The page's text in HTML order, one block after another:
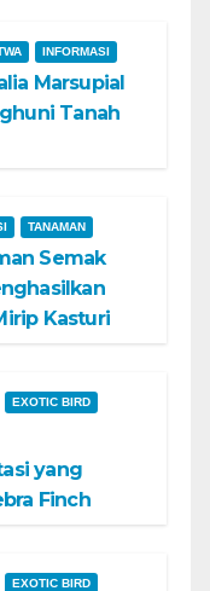
INFORMASI
Marsupial
Tanah
TANAMAN
Semak
Kasturi
EXOTIC BIRD
yang
Finch
EXOTIC BIRD